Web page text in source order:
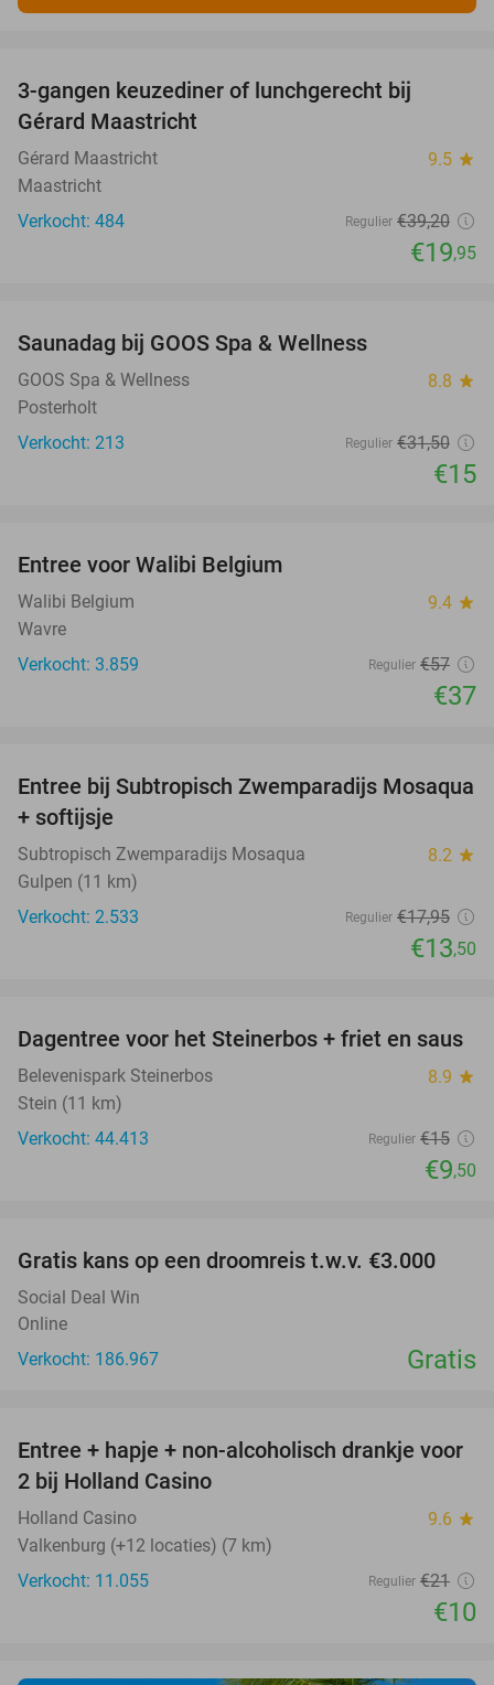
3-gangen keuzediner of lunchgerecht bij
Gérard Maastricht
Gérard Maastricht 9.5 star
Maastricht
Verkocht: 484
Regulier €39,20
€19,95
Saunadag bij GOOS Spa & Wellness
GOOS Spa & Wellness 8.8 star
Posterholt
Verkocht: 213
Regulier €31,50
€15
Entree voor Walibi Belgium
Walibi Belgium 9.4 star
Wavre
Verkocht: 3.859
Regulier €57
€37
25%
Entree bij Subtropisch Zwemparadijs Mosaqua
+ softijsje
Subtropisch Zwemparadijs Mosaqua 8.2 star
Gulpen (11 km)
Verkocht: 2.533
Regulier €17,95
€13,50
37%
Dagentree voor het Steinerbos + friet en saus
Belevenispark Steinerbos 8.9 star
Stein (11 km)
Verkocht: 44.413
Regulier €15
€9,50
Gratis kans op een droomreis t.w.v. €3.000
Social Deal Win
Online
Verkocht: 186.967
Gratis
52%
Entree + hapje + non-alcoholisch drankje voor
2 bij Holland Casino
Holland Casino 9.6 star
Valkenburg (+12 locaties) (7 km)
Verkocht: 11.055
Regulier €21
€10